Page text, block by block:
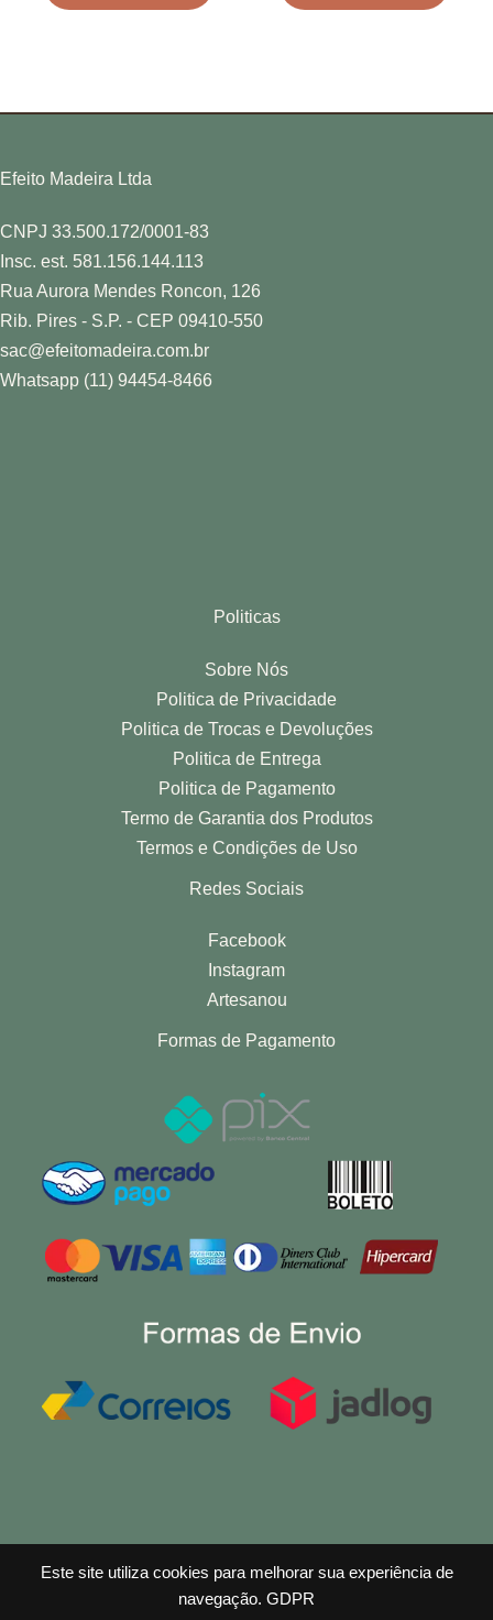
Este site utiliza cookies para melhorar sua experiência de
navegação. GDPR
Efeito Madeira Ltda
CNPJ 33.500.172/0001-83
Insc. est. 581.156.144.113
Rua Aurora Mendes Roncon, 126
Rib. Pires - S.P. - CEP 09410-550
sac@efeitomadeira.com.br
Whatsapp (11) 94454-8466
Politicas
Sobre Nós
Politica de Privacidade
Politica de Trocas e Devoluções
Politica de Entrega
Politica de Pagamento
Termo de Garantia dos Produtos
Termos e Condições de Uso
Redes Sociais
Facebook
Instagram
Artesanou
Formas de Pagamento